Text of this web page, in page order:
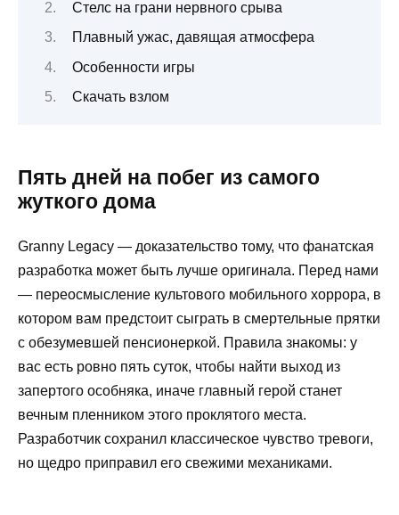
Стелс на грани нервного срыва
Плавный ужас, давящая атмосфера
Особенности игры
Скачать взлом
Пять дней на побег из самого
жуткого дома
Granny Legacy — доказательство тому, что фанатская
разработка может быть лучше оригинала. Перед нами
— переосмысление культового мобильного хоррора, в
котором вам предстоит сыграть в смертельные прятки
с обезумевшей пенсионеркой. Правила знакомы: у
вас есть ровно пять суток, чтобы найти выход из
запертого особняка, иначе главный герой станет
вечным пленником этого проклятого места.
Разработчик сохранил классическое чувство тревоги,
но щедро приправил его свежими механиками.